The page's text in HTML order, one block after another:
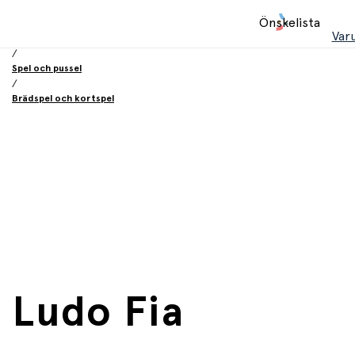
Önskelista
/
Spel och pussel
/
Brädspel och kortspel
Ludo Fia